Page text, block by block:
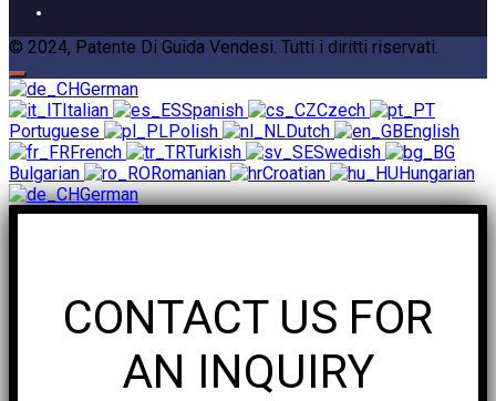
© 2024, Patente Di Guida Vendesi. Tutti i diritti riservati.
German
Italian
Spanish
Czech
Portuguese
Polish Dutch
English
French
Turkish
Swedish
Bulgarian
Romanian Croatian
Hungarian
German
CONTACT US FOR
AN INQUIRY